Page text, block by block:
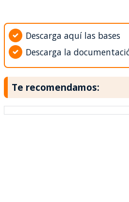
Descarga aquí las bases
Descarga la
Te recomendamos: